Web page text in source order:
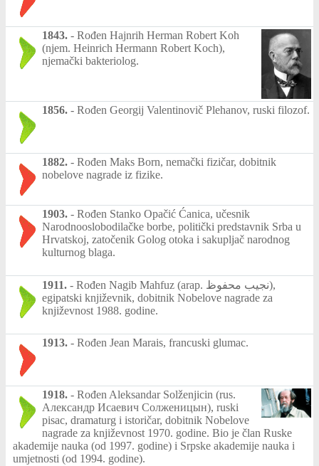
1843. - Rođen Hajnrih Herman Robert Koh
(njem. Heinrich Hermann Robert Koch),
njemački bakteriolog.
1856. - Rođen Georgij Valentinovič Plehanov, ruski filozof.
1882. - Rođen Maks Born, nemački fizičar, dobitnik
nobelove nagrade iz fizike.
1903. - Rođen Stanko Opačić Ćanica, učesnik
Narodnooslobodilačke borbe, politički predstavnik Srba u
Hrvatskoj, zatočenik Golog otoka i sakupljač narodnog
kulturnog blaga.
1911. - Rođen Nagib Mahfuz (arap. نجيب محفوظ‎),
egipatski književnik, dobitnik Nobelove nagrade za
književnost 1988. godine.
1913. - Rođen Jean Marais, francuski glumac.
1918. - Rođen Aleksandar Solženjicin (rus.
Александр Исаевич Солженицын), ruski
pisac, dramaturg i istoričar, dobitnik Nobelove
nagrade za književnost 1970. godine. Bio je član Ruske
akademije nauka (od 1997. godine) i Srpske akademije nauka i
umjetnosti (od 1994. godine).